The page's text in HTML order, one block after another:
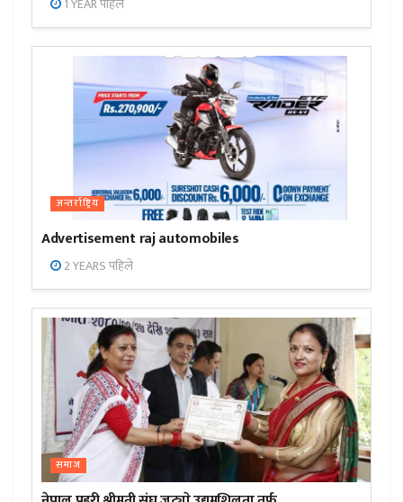
1 YEAR पहिले
अन्तर्राष्ट्रिय
Advertisement raj automobiles
2 YEARS पहिले
समाज